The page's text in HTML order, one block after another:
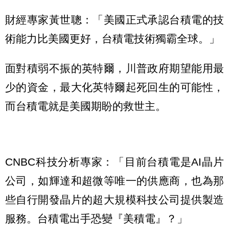
財經專家黃世聰：「美國正式承認台積電的技
術能力比美國更好，台積電技術獨霸全球。」
面對積弱不振的英特爾，川普政府期望能用最
少的資金，最大化英特爾起死回生的可能性，
而台積電就是美國期盼的救世主。
CNBC科技分析專家：「目前台積電是AI晶片
公司，如輝達和超微等唯一的供應商，也為那
些自行開發晶片的超大規模科技公司提供製造
服務。台積電出手恐變『美積電』？」